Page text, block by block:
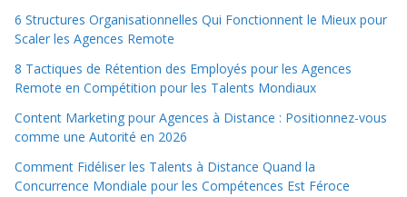
6 Structures Organisationnelles Qui Fonctionnent le Mieux pour
Scaler les Agences Remote
8 Tactiques de Rétention des Employés pour les Agences
Remote en Compétition pour les Talents Mondiaux
Content Marketing pour Agences à Distance : Positionnez-vous
comme une Autorité en 2026
Comment Fidéliser les Talents à Distance Quand la
Concurrence Mondiale pour les Compétences Est Féroce